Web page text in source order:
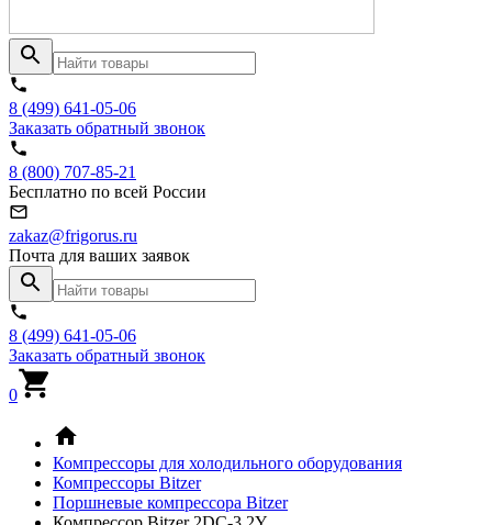
8 (499) 641-05-06
Заказать обратный звонок
8 (800) 707-85-21
Бесплатно по всей России
zakaz@frigorus.ru
Почта для ваших заявок
8 (499) 641-05-06
Заказать обратный звонок
0
Компрессоры для холодильного оборудования
Компрессоры Bitzer
Поршневые компрессора Bitzer